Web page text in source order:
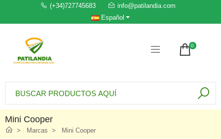
(+34)727745683
info@patilandia.com
Español
0
Mini Cooper
Marcas Mini Cooper